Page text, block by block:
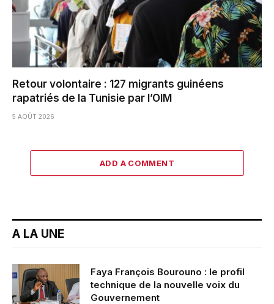
Retour volontaire : 127 migrants guinéens
rapatriés de la Tunisie par l’OIM
5 AOÛT 2026
ADD A COMMENT
A LA UNE
Faya François Bourouno : le profil
technique de la nouvelle voix du
Gouvernement